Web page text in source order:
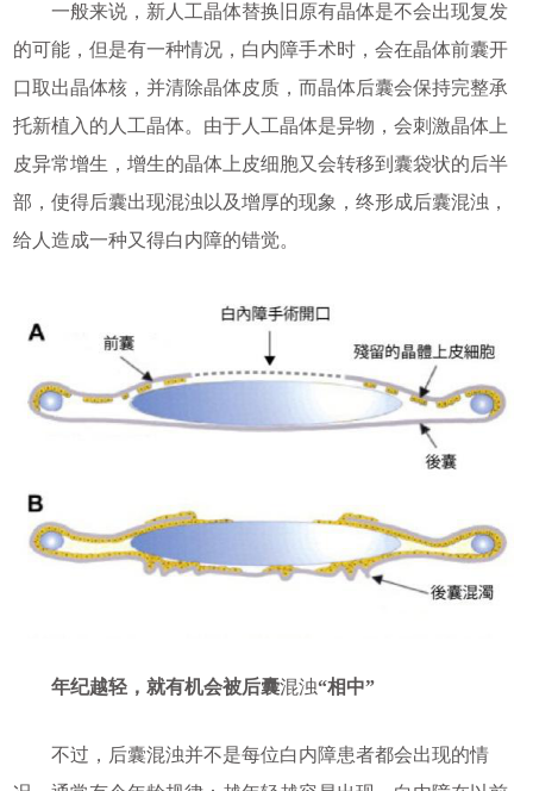
一般来说，新人工晶体替换旧原有晶体是不会出现复发
的可能，但是有一种情况，白内障手术时，会在晶体前囊开
口取出晶体核，并清除晶体皮质，而晶体后囊会保持完整承
托新植入的人工晶体。由于人工晶体是异物，会刺激晶体上
皮异常增生，增生的晶体上皮细胞又会转移到囊袋状的后半
部，使得后囊出现混浊以及增厚的现象，终形成后囊混浊，
给人造成一种又得白内障的错觉。
年纪越轻，就有机会被后囊混浊“相中”
不过，后囊混浊并不是每位白内障患者都会出现的情